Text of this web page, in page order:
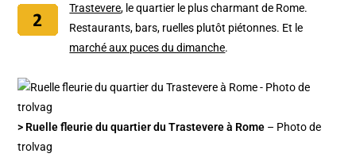
Trastevere, le quartier le plus charmant de Rome.
Restaurants, bars, ruelles plutôt piétonnes. Et le
marché aux puces du dimanche.
> Ruelle fleurie du quartier du Trastevere à Rome – Photo de
trolvag